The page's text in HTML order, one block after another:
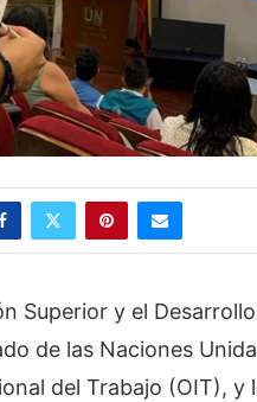
Superior y el
de las Naciones
del Trabajo (OIT), y